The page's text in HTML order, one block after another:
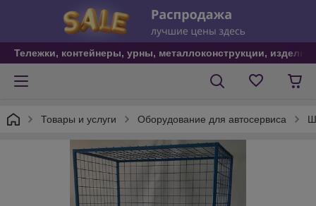
Тележки, контейнеры, урны, металлоконструкции,
Товары и услуги Оборудование для автосервиса